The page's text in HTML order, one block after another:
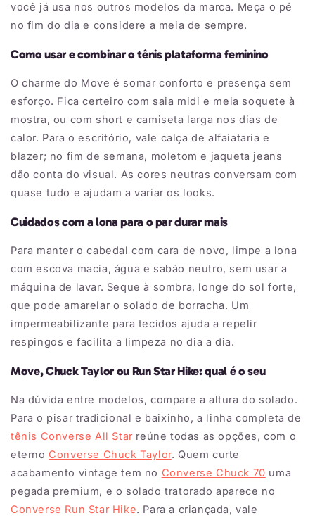
você já usa nos outros modelos da marca. Meça o pé
no fim do dia e considere a meia de sempre.
Como usar e combinar o tênis plataforma feminino
O charme do Move é somar conforto e presença sem
esforço. Fica certeiro com saia midi e meia soquete à
mostra, ou com short e camiseta larga nos dias de
calor. Para o escritório, vale calça de alfaiataria e
blazer; no fim de semana, moletom e jaqueta jeans
dão conta do visual. As cores neutras conversam com
quase tudo e ajudam a variar os looks.
Cuidados com a lona para o par durar mais
Para manter o cabedal com cara de novo, limpe a lona
com escova macia, água e sabão neutro, sem usar a
máquina de lavar. Seque à sombra, longe do sol forte,
que pode amarelar o solado de borracha. Um
impermeabilizante para tecidos ajuda a repelir
respingos e facilita a limpeza no dia a dia.
Move, Chuck Taylor ou Run Star Hike: qual é o seu
Na dúvida entre modelos, compare a altura do solado.
Para o pisar tradicional e baixinho, a linha completa de
tênis Converse All Starreúne todas as opções, com o
eterno Converse Chuck Taylor. Quem curte
acabamento vintage tem no Converse Chuck 70 uma
pegada premium, e o solado tratorado aparece no
Converse Run Star Hike. Para a criançada, vale